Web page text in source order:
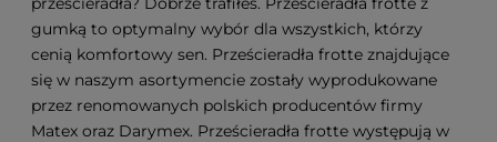
gumką to optymalny wybór dla wszystkich, którzy
cenią komfortowy sen. Prześcieradła frotte znajdujące
się w naszym asortymencie zostały wyprodukowane
przez renomowanych polskich producentów firmy
Matex oraz Darymex. Prześcieradła frotte występują w